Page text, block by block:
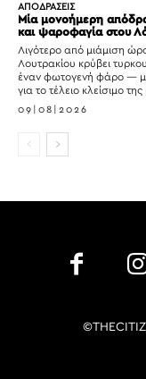
ΑΠΟΔΡΑΣΕΙΣ
Μία μονοήμερη
και ψαροφαγία στου
Λιγότερο από μιάμιση
Λουτρακίου κρύβει
έναν φωτογενή φάρο —
για το τέλειο κλείσιμο
09|08|2026